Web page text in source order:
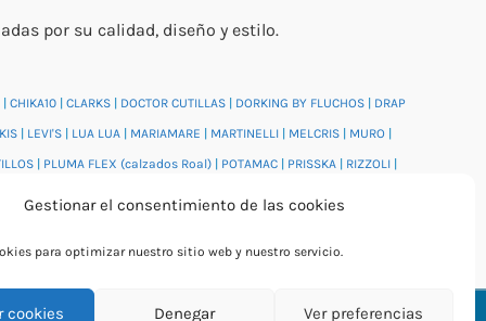
Gestionar el consentimiento de las cookies
para optimizar nuestro sitio web y nuestro servicio.
cookies Denegar Ver preferencias
por su calidad, diseño y estilo.
| CHIKA10 | CLARKS | DOCTOR CUTILLAS | DORKING BY FLUCHOS | DRAP
| LEVI'S | LUA LUA | MARIAMARE | MARTINELLI | MELCRIS | MURO |
| PLUMA FLEX (calzados Roal)| POTAMAC| PRISSKA | RIZZOLI|